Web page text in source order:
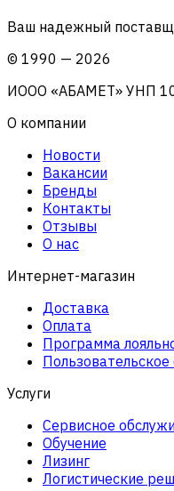
Ваш надежный
© 1990 — 2026
ИООО «АБАМЕТ» УНП
О компании
Новости
Вакансии
Бренды
Контакты
Отзывы
О нас
Интернет-магазин
Доставка
Оплата
Программа
Пользовательское
Услуги
Сервисное
Обучение
Лизинг
Логистические